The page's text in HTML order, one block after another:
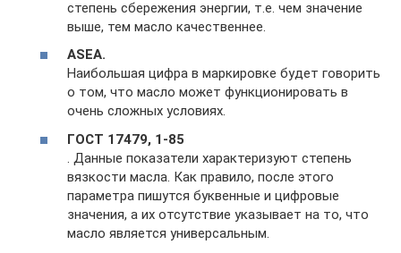
степень сбережения энергии, т.е. чем значение
выше, тем масло качественнее.
ASEA.
Наибольшая цифра в маркировке будет говорить
о том, что масло может функционировать в
очень сложных условиях.
ГОСТ 17479, 1-85
. Данные показатели характеризуют степень
вязкости масла. Как правило, после этого
параметра пишутся буквенные и цифровые
значения, а их отсутствие указывает на то, что
масло является универсальным.